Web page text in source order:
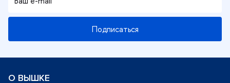
Подписаться
О ВЫШКЕ